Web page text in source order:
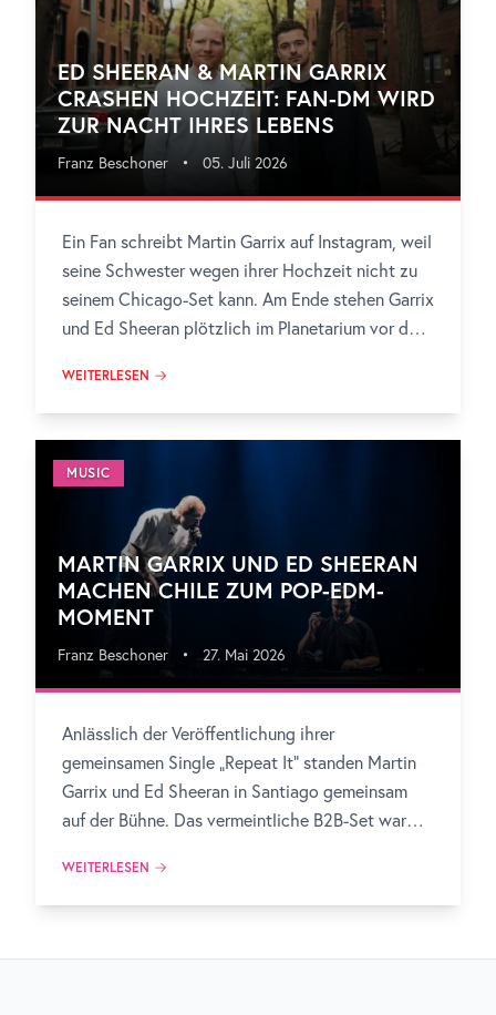
ED SHEERAN & MARTIN GARRIX
CRASHEN HOCHZEIT: FAN-DM WIRD
ZUR NACHT IHRES LEBENS
Franz Beschoner • 05. Juli 2026
Ein Fan schreibt Martin Garrix auf Instagram, weil
seine Schwester wegen ihrer Hochzeit nicht zu
seinem Chicago-Set kann. Am Ende stehen Garrix
und Ed Sheeran plötzlich im Planetarium vor dem
WEITERLESEN
MUSIC
MARTIN GARRIX UND ED SHEERAN
MACHEN CHILE ZUM POP-EDM-
MOMENT
Franz Beschoner • 27. Mai 2026
Anlässlich der Veröffentlichung ihrer
gemeinsamen Single „Repeat It“ standen Martin
Garrix und Ed Sheeran in Santiago gemeinsam
auf der Bühne. Das vermeintliche B2B-Set war
spielte eigene Produktionen und Festival-Edits,
während Sheeran Vocals aus seinem Katalog
WEITERLESEN